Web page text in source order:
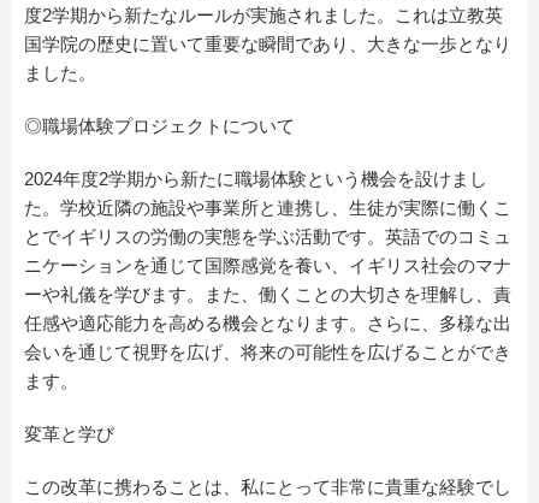
度2学期から新たなルールが実施されました。これは立教英
国学院の歴史に置いて重要な瞬間であり、大きな一歩となり
ました。
◎職場体験プロジェクトについて
2024年度2学期から新たに職場体験という機会を設けまし
た。学校近隣の施設や事業所と連携し、生徒が実際に働くこ
とでイギリスの労働の実態を学ぶ活動です。英語でのコミュ
ニケーションを通じて国際感覚を養い、イギリス社会のマナ
ーや礼儀を学びます。また、働くことの大切さを理解し、責
任感や適応能力を高める機会となります。さらに、多様な出
会いを通じて視野を広げ、将来の可能性を広げることができ
ます。
変革と学び
この改革に携わることは、私にとって非常に貴重な経験でし